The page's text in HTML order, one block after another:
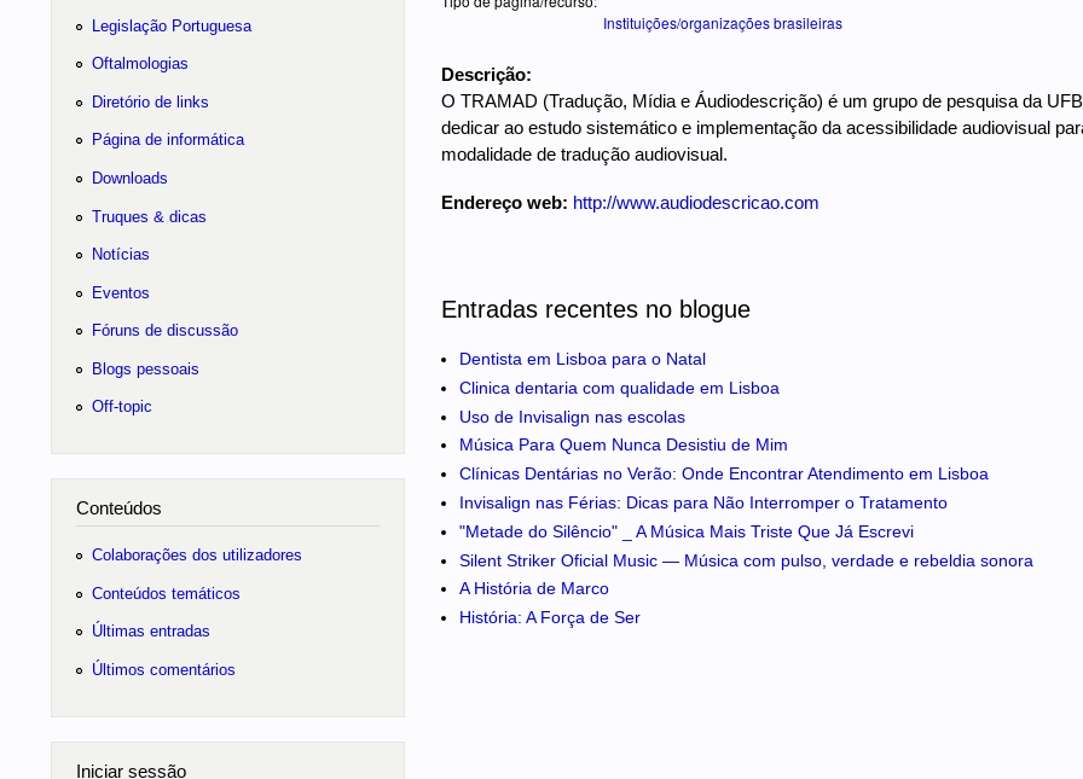
Instituições/organizações brasileiras
Descrição:
O TRAMAD (Tradução, Mídia e Áudiodescrição) é um grupo de pesquisa da
dedicar ao estudo sistemático e implementação da acessibilidade audiovisual
modalidade de tradução audiovisual.
Endereço web: http://www.audiodescricao.com
Entradas recentes no blogue
Dentista em Lisboa para o Natal
Clinica dentaria com qualidade em Lisboa
Uso de Invisalign nas escolas
Música Para Quem Nunca Desistiu de Mim
Clínicas Dentárias no Verão: Onde Encontrar Atendimento em Lisboa
Invisalign nas Férias: Dicas para Não Interromper o Tratamento
"Metade do Silêncio" _ A Música Mais Triste Que Já Escrevi
Silent Striker Oficial Music — Música com pulso, verdade e rebeldia sonora
A História de Marco
História: A Força de Ser
Legislação Portuguesa
Oftalmologias
Diretório de links
Página de informática
Downloads
Truques & dicas
Notícias
Eventos
Fóruns de discussão
Blogs pessoais
Off-topic
Conteúdos
Colaborações dos utilizadores
Conteúdos temáticos
Últimas entradas
Últimos comentários
Iniciar sessão